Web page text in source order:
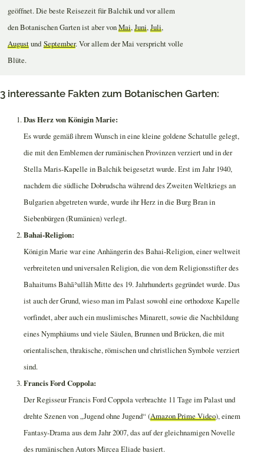
geöffnet. Die beste Reisezeit für Balchik und vor allem
den Botanischen Garten ist aber vonMai, Juni, Juli,
Augustund September. Vor allem der Mai verspricht volle
Blüte.
3 interessante Fakten zum Botanischen Garten:
Das Herz von Königin Marie:
Es wurde gemäß ihrem Wunsch in eine kleine goldene Schatulle gelegt,
die mit den Emblemen der rumänischen Provinzen verziert und in der
Stella Maris-Kapelle in Balchik beigesetzt wurde. Erst im Jahr 1940,
nachdem die südliche Dobrudscha während des Zweiten Weltkriegs an
Bulgarien abgetreten wurde, wurde ihr Herz in die Burg Bran in
Siebenbürgen (Rumänien) verlegt.
Bahai-Religion:
Königin Marie war eine Anhängerin des Bahai-Religion, einer weltweit
verbreiteten und universalen Religion, die von dem Religionsstifter des
Bahaitums Bahāʾullāh Mitte des 19. Jahrhunderts gegründet wurde. Das
ist auch der Grund, wieso man im Palast sowohl eine orthodoxe Kapelle
vorfindet, aber auch ein muslimisches Minarett, sowie die Nachbildung
eines Nymphäums und viele Säulen, Brunnen und Brücken, die mit
orientalischen, thrakische, römischen und christlichen Symbole verziert
sind.
Francis Ford Coppola:
Der Regisseur Francis Ford Coppola verbrachte 11 Tage im Palast und
drehte Szenen von „Jugend ohne Jugend“ (Amazon Prime Video), einem
Fantasy-Drama aus dem Jahr 2007, das auf der gleichnamigen Novelle
des rumänischen Autors Mircea Eliade basiert.